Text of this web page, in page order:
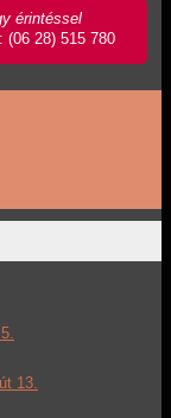
érintéssel
: (06 28) 515 780
13.